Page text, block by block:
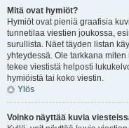
Mitä ovat hymiöt?
Hymiöt ovat pieniä graafisia
tunnetilaa viestien joukossa,
surullista. Näet täyden listan
yhteydessä. Ole tarkkana
tekee viestistä helposti
hymiöistä tai koko viestin.
Ylös
Voinko näyttää kuvia